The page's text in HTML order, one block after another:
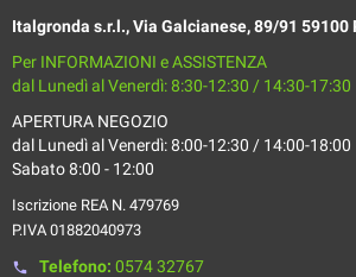
Italgronda s.r.l., Via Galcianese, 89/91 59100
Per INFORMAZIONI e ASSISTENZA
dal Lunedì al Venerdì: 8:30-12:30 / 14:30-17:30
APERTURA NEGOZIO
dal Lunedì al Venerdì: 8:00-12:30 / 14:00-18:00
Sabato 8:00 - 12:00
Iscrizione REA N. 479769
P.IVA 01882040973
phone Telefono: 0574 32767